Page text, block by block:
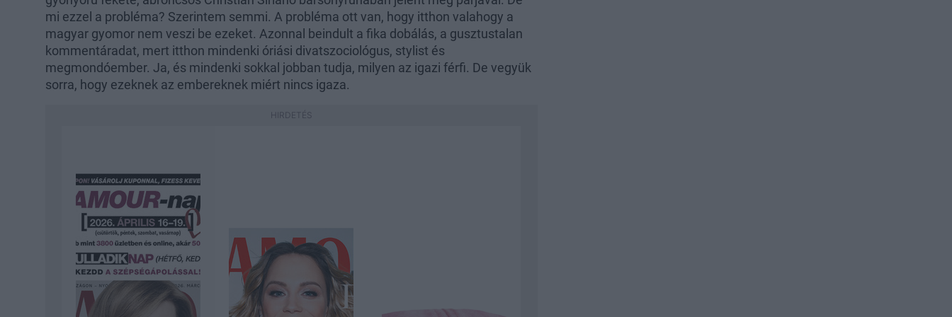
mi ezzel a probléma? Szerintem semmi. A probléma ott van, hogy itthon valahogy a
magyar gyomor nem veszi be ezeket. Azonnal beindult a fika dobálás, a gusztustalan
kommentáradat, mert itthon mindenki óriási divatszociológus, stylist és
megmondóember. Ja, és mindenki sokkal jobban tudja, milyen az igazi férfi. De vegyük
sorra, hogy ezeknek az embereknek miért nincs igaza.